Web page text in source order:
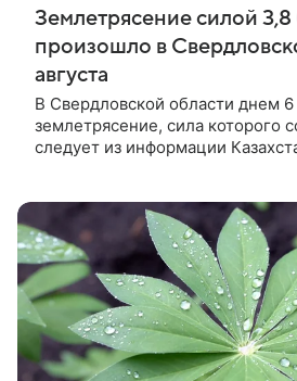
Землетрясение силой 3,8
произошло в
августа
В Свердловской области днем 6
землетрясение, сила которого
следует из информации